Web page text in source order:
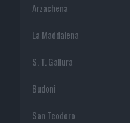
Arzachena
La Maddalena
S. T. Gallura
Budoni
San Teodoro